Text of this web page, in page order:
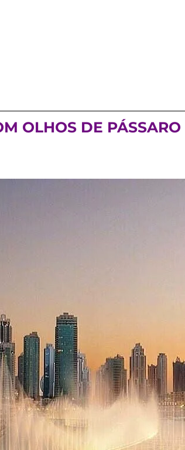
OLHOS DE PÁSSARO